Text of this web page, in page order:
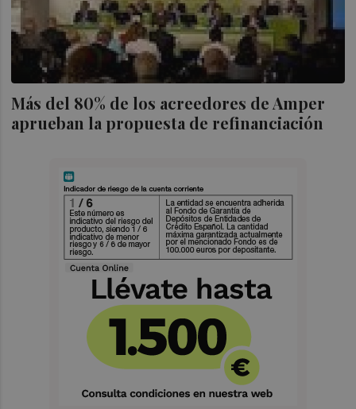
Más del 80% de los acreedores de Amper
aprueban la propuesta de refinanciación